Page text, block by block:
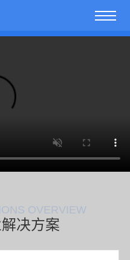
OVERVIEW
决方案